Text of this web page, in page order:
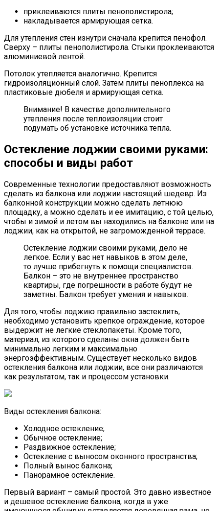
приклеиваются плиты пенополистирола;
накладывается армирующая сетка.
Для утепления стен изнутри сначала крепится пенофол.
Сверху – плиты пенополистирола. Стыки проклеиваются
алюминиевой лентой.
Потолок утепляется аналогично. Крепится
гидроизоляционный слой. Затем плиты пеноплекса на
пластиковые дюбеля и армирующая сетка.
Внимание! В качестве дополнительного
утепления после теплоизоляции стоит
подумать об установке источника тепла.
Остекление лоджии своими руками:
способы и виды работ
Современные технологии предоставляют возможность
сделать из балкона или лоджии настоящий шедевр. Из
балконной конструкции можно сделать летнюю
площадку, а можно сделать и ее имитацию, с той целью,
чтобы и зимой и летом вы находились на балконе или на
лоджии, как на открытой, не загроможденной террасе.
Остекление лоджии своими руками, дело не
легкое. Если у вас нет навыков в этом деле,
то лучше прибегнуть к помощи специалистов.
Балкон – это не внутреннее пространство
квартиры, где погрешности в работе будут не
заметны. Балкон требует умения и навыков.
Для того, чтобы лоджию правильно застеклить,
необходимо установить крепкое ограждение, которое
выдержит не легкие стеклопакеты. Кроме того,
материал, из которого сделаны окна должен быть
минимально легким и максимально
энергоэффективным. Существует несколько видов
остекления балкона или лоджии, все они различаются
как результатом, так и процессом установки.
Виды остекления балкона:
Холодное остекление;
Обычное остекление;
Раздвижное остекление;
Остекление с выносом оконного пространства;
Полный вынос балкона;
Панорамное остекление.
Первый вариант – самый простой. Это давно известное
и дешевое остекление балкона, когда в уже